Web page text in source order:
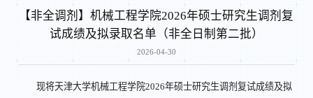
【非全调剂】机械工程学院2026年硕士研究生调剂复
试成绩及拟录取名单（非全日制第二批）
2026-04-30
现将天津大学机械工程学院2026年硕士研究生调剂复试成绩及拟